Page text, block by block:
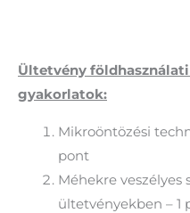
Ültetvény
gyakorlatok:
Mikroöntözési
pont
Méhekre
ültetvényekben – 1